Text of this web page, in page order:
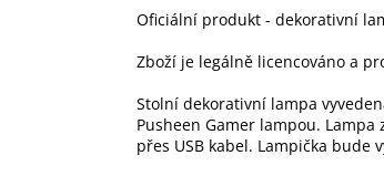
Oficiální produkt - dekorativní
Zboží je legálně licencováno a
Stolní dekorativní lampa
Pusheen Gamer lampou.
přes USB kabel. Lampička bude